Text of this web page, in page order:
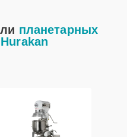
планетарных